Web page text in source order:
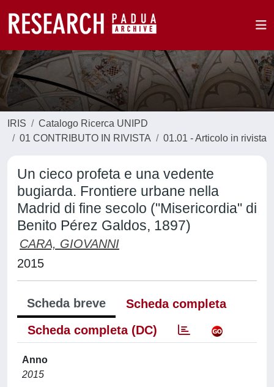
IRIS
Catalogo Ricerca UNIPD
01 CONTRIBUTO IN RIVISTA
01.01 - Articolo in rivista
Un cieco profeta e una vedente
bugiarda. Frontiere urbane nella
Madrid di fine secolo ("Misericordia" di
Benito Pérez Galdos, 1897)
CARA, GIOVANNI
2015
Scheda breve
Scheda completa
Scheda completa (DC)
Anno
2015